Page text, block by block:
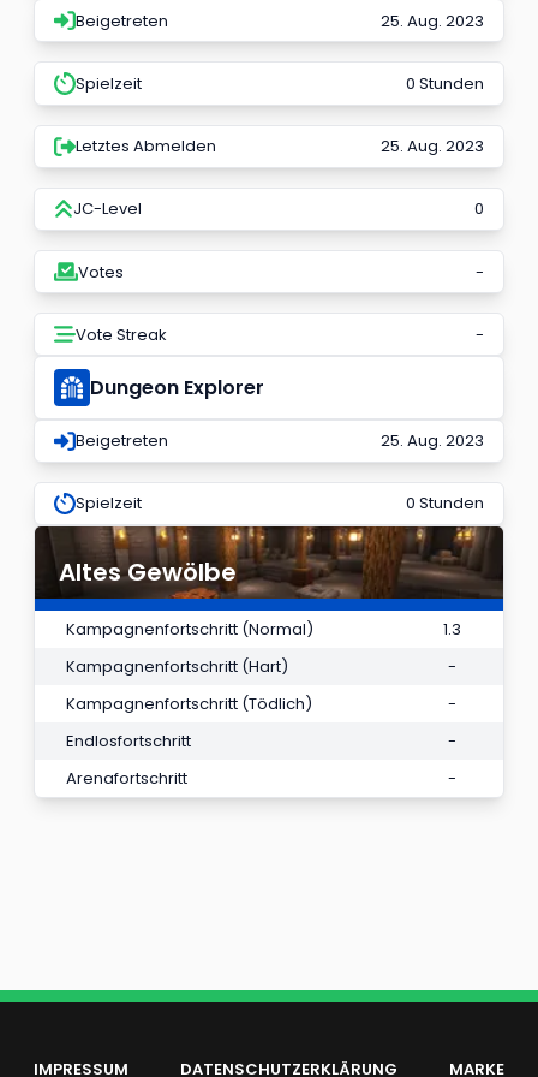
Beigetreten 25. Aug. 2023
Spielzeit 0 Stunden
Letztes Abmelden 25. Aug. 2023
JC-Level 0
Votes -
Vote Streak -
Dungeon Explorer
Beigetreten 25. Aug. 2023
Spielzeit 0 Stunden
Altes Gewölbe
Kampagnenfortschritt (Normal)
1.3
Kampagnenfortschritt (Hart)
-
Kampagnenfortschritt (Tödlich)
-
Endlosfortschritt
-
Arenafortschritt
-
IMPRESSUM DATENSCHUTZERKLÄRUNG MARKE